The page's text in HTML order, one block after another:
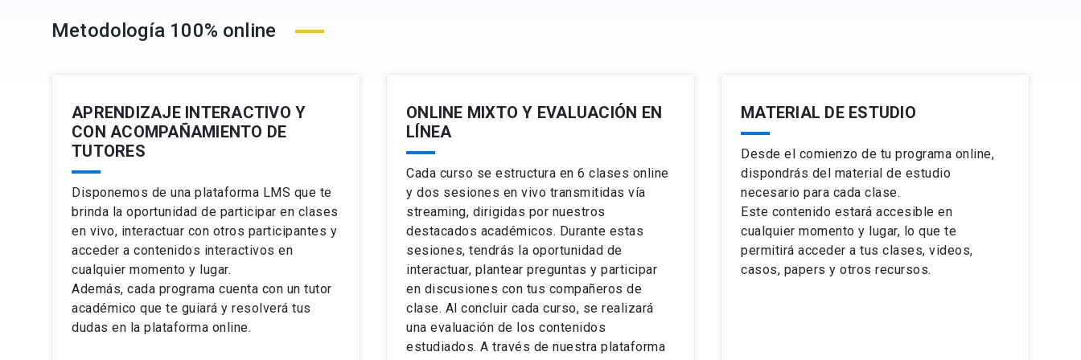
Aplicaciones a gestiones gerenciales de las ciencias del comportamiento.
Metodología 100% online
APRENDIZAJE INTERACTIVO Y
CON ACOMPAÑAMIENTO DE
TUTORES
Disponemos de una plataforma LMS que te
brinda la oportunidad de participar en clases
en vivo, interactuar con otros participantes y
acceder a contenidos interactivos en
cualquier momento y lugar.
Además, cada programa cuenta con un tutor
académico que te guiará y resolverá tus
dudas en la plataforma online.
ONLINE MIXTO Y EVALUACIÓN EN
LÍNEA
Cada curso se estructura en 6 clases online
y dos sesiones en vivo transmitidas vía
streaming, dirigidas por nuestros
destacados académicos. Durante estas
sesiones, tendrás la oportunidad de
interactuar, plantear preguntas y participar
en discusiones con tus compañeros de
clase. Al concluir cada curso, se realizará
una evaluación de los contenidos
estudiados. A través de nuestra plataforma
MATERIAL DE ESTUDIO
Desde el comienzo de tu programa online,
dispondrás del material de estudio
necesario para cada clase.
Este contenido estará accesible en
cualquier momento y lugar, lo que te
permitirá acceder a tus clases, videos,
casos, papers y otros recursos.